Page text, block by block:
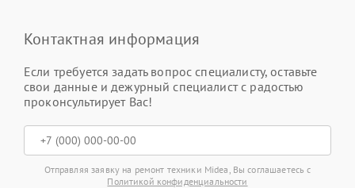
Контактная информация
Если требуется задать вопрос специалисту, оставьте
свои данные и дежурный специалист с радостью
проконсультирует Вас!
Отправляя заявку на ремонт техники Midea, Вы соглашаетесь с
Политикой конфиденциальности